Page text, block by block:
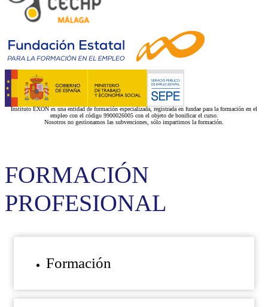
Instituto EXON es una entidad de formación especializada, registrada en fundae para la formación en el
empleo con el código 9900026005 con el objeto de bonificar el curso.
Nosotros no gestionamos las subvenciones, sólo impartimos la formación.
FORMACIÓN
PROFESIONAL
Formación